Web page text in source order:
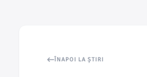
ÎNAPOI LA ȘTIRI